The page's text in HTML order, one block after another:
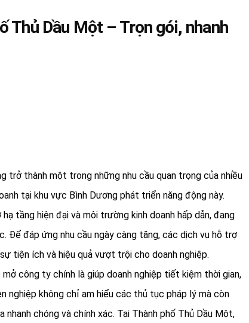
Thủ Dầu Một – Trọn gói, nhanh
trở thành một trong những nhu cầu quan trọng của nhiều
tại khu vực Bình Dương phát triển năng động này.
tầng hiện đại và môi trường kinh doanh hấp dẫn, đang
Để đáp ứng nhu cầu ngày càng tăng, các dịch vụ hỗ trợ
tiện ích và hiệu quả vượt trội cho doanh nghiệp.
công ty chính là giúp doanh nghiệp tiết kiệm thời gian,
nghiệp không chỉ am hiểu các thủ tục pháp lý mà còn
chóng và chính xác. Tại Thành phố Thủ Dầu Một,